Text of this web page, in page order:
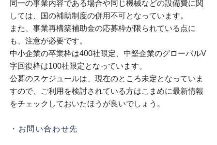
同一の事業内容である場合や同じ機械などの設備費に関
しては、国の補助制度の併用不可となっています。
また、事業再構築補助金の応募枠が限られている点に
も、注意が必要です。
中小企業の卒業枠は400社限定、中堅企業のグローバルV
字回復枠は100社限定となっています。
公募のスケジュールは、現在のところ未定となっていま
すので、ご利用を検討されている方はこまめに最新情報
をチェックしておいたほうが良いでしょう。
・お問い合わせ先